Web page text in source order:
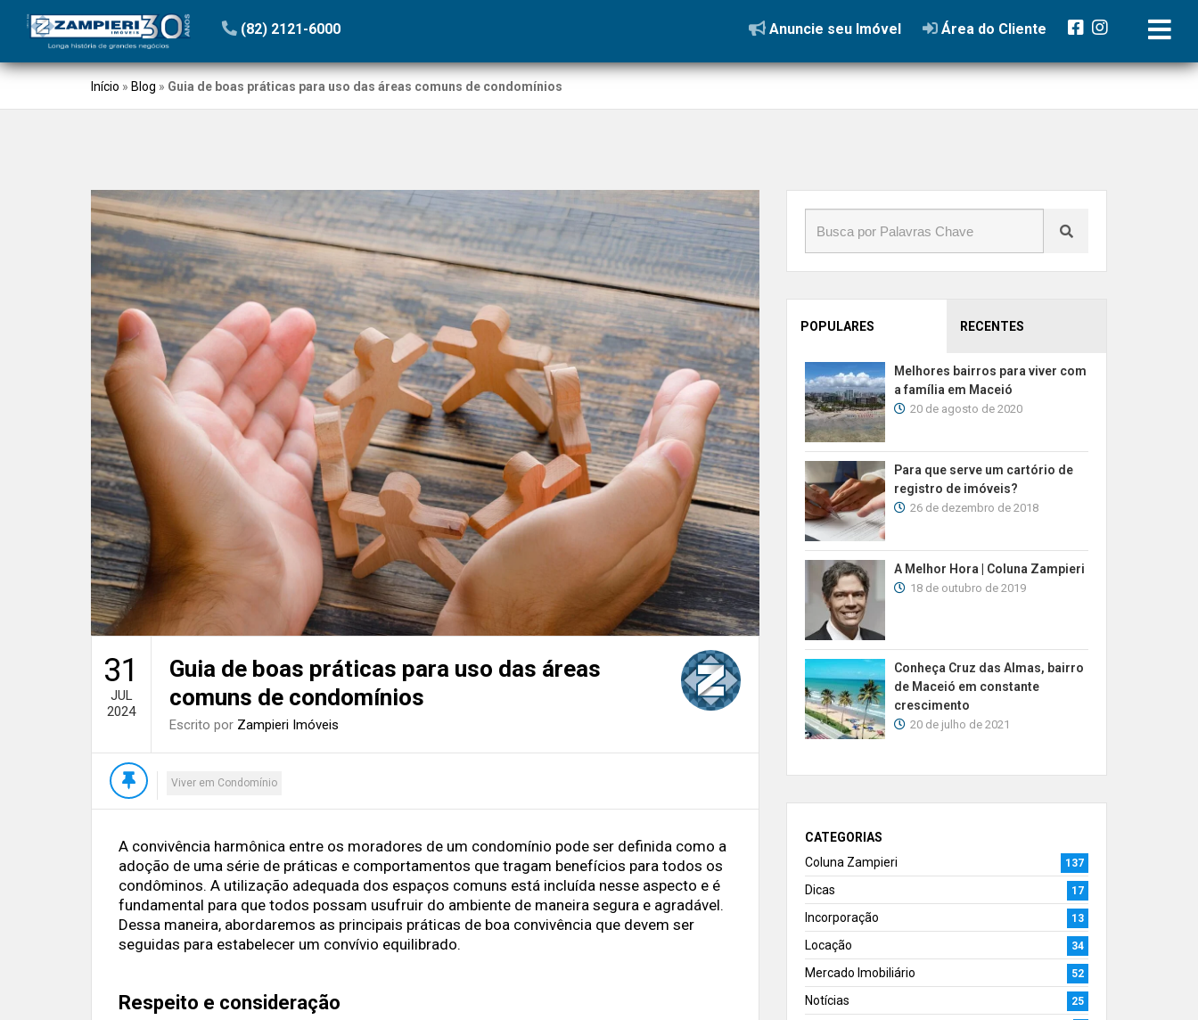
(82) 2121-6000 Anuncie seu Imóvel Área do Cliente
Início » Blog » Guia de boas práticas para uso das áreas comuns de condomínios
31
JUL
2024
Guia de boas práticas para uso das áreas
comuns de condomínios
Escrito por Zampieri Imóveis
Viver em Condomínio
A convivência harmônica entre os moradores de um condomínio pode ser definida como a
adoção de uma série de práticas e comportamentos que tragam benefícios para todos os
condôminos. A utilização adequada dos espaços comuns está incluída nesse aspecto e é
fundamental para que todos possam usufruir do ambiente de maneira segura e agradável.
Dessa maneira, abordaremos as principais práticas de boa convivência que devem ser
seguidas para estabelecer um convívio equilibrado.
Respeito e consideração
POPULARES RECENTES
Melhores bairros para viver com
a família em Maceió
20 de agosto de 2020
Para que serve um cartório de
registro de imóveis?
26 de dezembro de 2018
A Melhor Hora | Coluna Zampieri
18 de outubro de 2019
Conheça Cruz das Almas, bairro
de Maceió em constante
crescimento
20 de julho de 2021
CATEGORIAS
Coluna Zampieri
137
Dicas 17
Incorporação 13
Locação 34
Mercado Imobiliário 52
Notícias 25